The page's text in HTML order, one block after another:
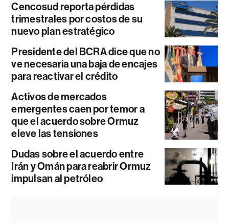
Cencosud reporta pérdidas
trimestrales por costos de su
nuevo plan estratégico
Presidente del BCRA dice que no
ve necesaria una baja de encajes
para reactivar el crédito
Activos de mercados
emergentes caen por temor a
que el acuerdo sobre Ormuz
eleve las tensiones
Dudas sobre el acuerdo entre
Irán y Omán para reabrir Ormuz
impulsan al petróleo